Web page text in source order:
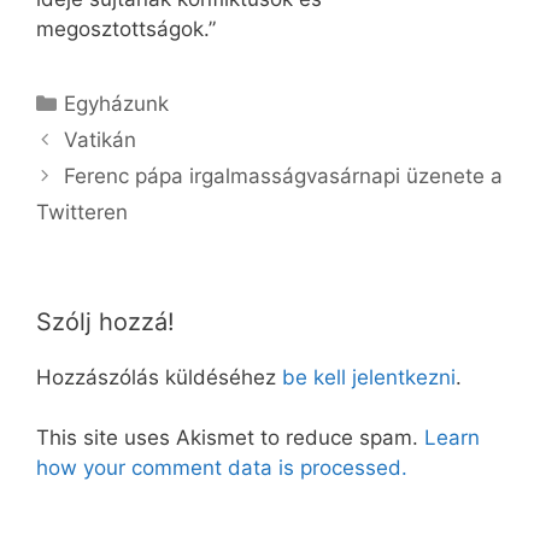
megosztottságok.”
Kategória
Egyházunk
Vatikán
Ferenc pápa irgalmasságvasárnapi üzenete a
Twitteren
Szólj hozzá!
Hozzászólás küldéséhez be kell jelentkezni.
This site uses Akismet to reduce spam. Learn
how your comment data is processed.